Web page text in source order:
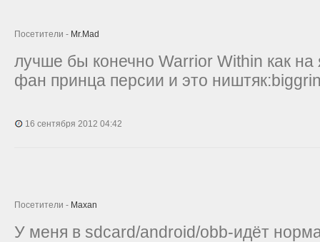
Посетители - Mr.Mad
лучше бы конечно Warrior Within как
фан принца персии и это
16 сентября 2012 04:42
Посетители - Maxan
У меня в sdcard/android/obb-идёт